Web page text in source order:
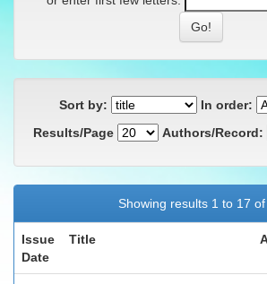
Sort by:
In order:
Results/Page
Authors/Record:
Showing results 1 to 17
Issue
Date
Title